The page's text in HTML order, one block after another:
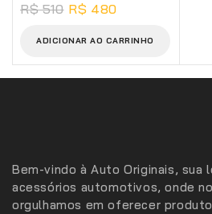
0
R$510 R$ 480
ADICIONAR AO CARRINHO
Bem-vindo à Auto Originais, sua
acessórios automotivos, onde
orgulhamos em oferecer